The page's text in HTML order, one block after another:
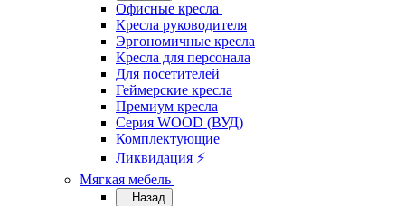
Офисные кресла
Кресла руководителя
Эргономичные кресла
Кресла для персонала
Для посетителей
Геймерские кресла
Премиум кресла
Серия WOOD (ВУД)
Комплектующие
Ликвидация ⚡
Мягкая мебель
Назад